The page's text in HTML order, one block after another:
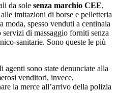
da sole senza marchio CEE,
imitazioni di borse e pelletteria
spesso venduti a centinaia
di massaggio forniti senza
sanitarie. Sono queste le più
agenti sono state denunciate alla
venditori, invece,
la merce all’arrivo della polizia